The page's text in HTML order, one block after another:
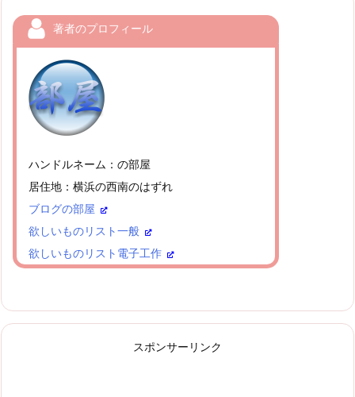
著者のプロフィール
ハンドルネーム：の部屋
居住地：横浜の西南のはずれ
ブログの部屋
欲しいものリスト一般
欲しいものリスト電子工作
スポンサーリンク